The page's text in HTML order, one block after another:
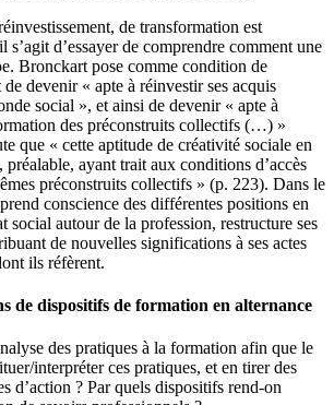
de transformation est
s’agit d’essayer de comprendre comment une
Bronckart pose comme condition de
devenir « apte à réinvestir ses acquis
social », et ainsi de devenir « apte à
des préconstruits collectifs (…) »
que « cette aptitude de créativité sociale en
préalable, ayant trait aux conditions d’accès
préconstruits collectifs » (p. 223). Dans le
conscience des différentes positions en
social autour de la profession, restructure ses
de nouvelles significations à ses actes
ils réfèrent.
de dispositifs de formation en alternance
des pratiques à la formation afin que le
interpréter ces pratiques, et en tirer des
d’action ? Par quels dispositifs rend-on